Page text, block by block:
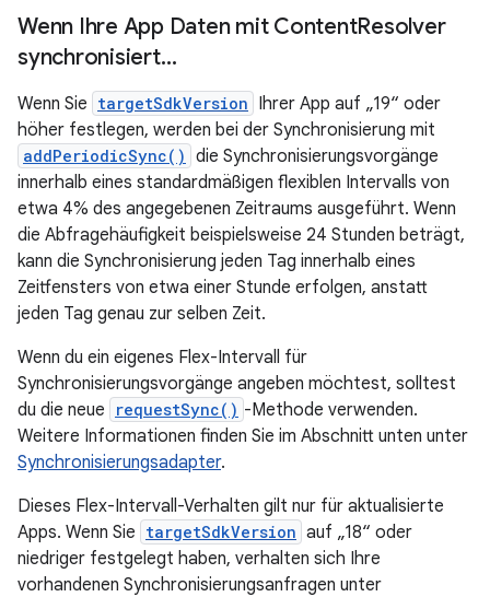
Wenn Ihre App Daten mit ContentResolver
synchronisiert…
Wenn Sie targetSdkVersion Ihrer App auf „19“ oder
höher festlegen, werden bei der Synchronisierung mit
addPeriodicSync() die Synchronisierungsvorgänge
innerhalb eines standardmäßigen flexiblen Intervalls von
etwa 4% des angegebenen Zeitraums ausgeführt. Wenn
die Abfragehäufigkeit beispielsweise 24 Stunden beträgt,
kann die Synchronisierung jeden Tag innerhalb eines
Zeitfensters von etwa einer Stunde erfolgen, anstatt
jeden Tag genau zur selben Zeit.
Wenn du ein eigenes Flex-Intervall für
Synchronisierungsvorgänge angeben möchtest, solltest
du die neue
requestSync() -Methode verwenden.
Weitere Informationen finden Sie im Abschnitt unten unter
Synchronisierungsadapter.
Dieses Flex-Intervall-Verhalten gilt nur für aktualisierte
Apps. Wenn Sie targetSdkVersion auf „18“ oder
niedriger festgelegt haben, verhalten sich Ihre
vorhandenen Synchronisierungsanfragen unter